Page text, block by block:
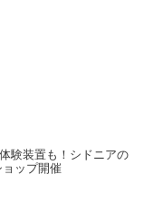
験装置も！シドニアの
ップ開催